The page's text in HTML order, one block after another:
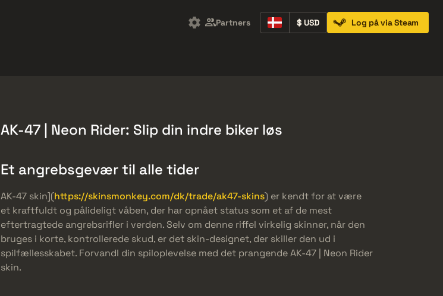
Partners $ USD Log på via Steam
AK-47 | Neon Rider: Slip din indre biker løs
Et angrebsgevær til alle tider
AK-47 skin](https://skinsmonkey.com/dk/trade/ak47-skins) er kendt for at være
et kraftfuldt og pålideligt våben, der har opnået status som et af de mest
eftertragtede angrebsrifler i verden. Selv om denne riffel virkelig skinner, når den
bruges i korte, kontrollerede skud, er det skin-designet, der skiller den ud i
spilfællesskabet. Forvandl din spiloplevelse med det prangende AK-47 | Neon Rider
skin.